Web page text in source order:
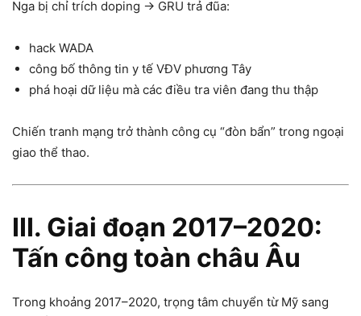
Nga bị chỉ trích doping → GRU trả đũa:
hack WADA
công bố thông tin y tế VĐV phương Tây
phá hoại dữ liệu mà các điều tra viên đang thu thập
Chiến tranh mạng trở thành công cụ “đòn bẩn” trong ngoại
giao thể thao.
III. Giai đoạn 2017–2020:
Tấn công toàn châu Âu
Trong khoảng 2017–2020, trọng tâm chuyển từ Mỹ sang